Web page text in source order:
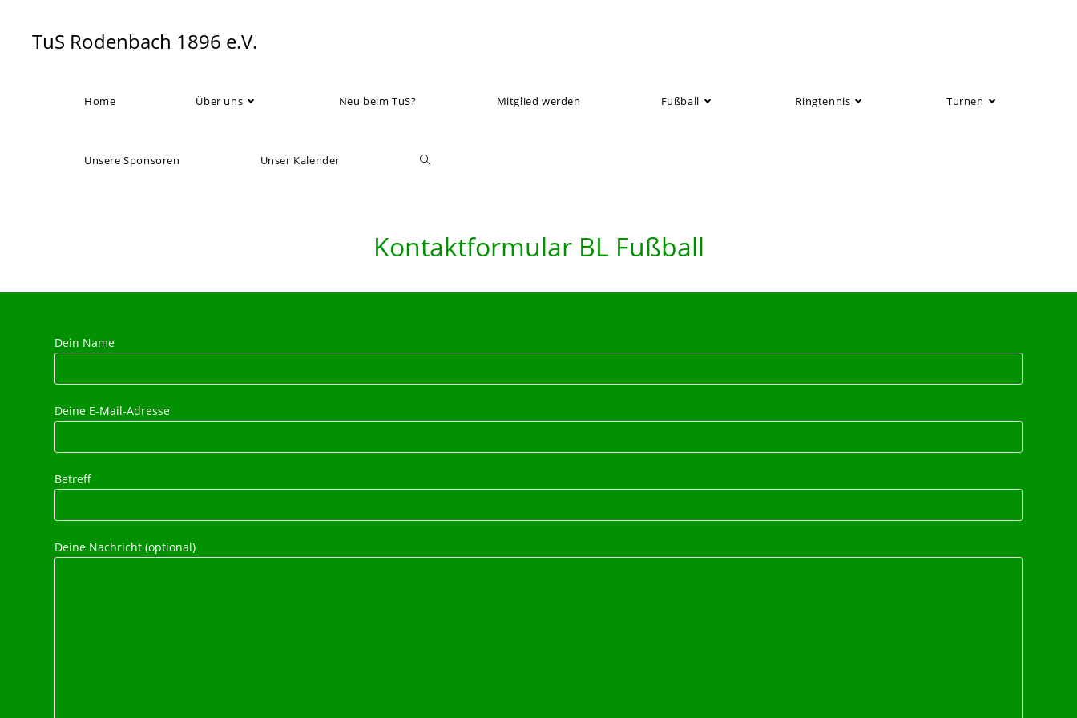
springenTuS Rodenbach 1896 e.V.
Home Über uns Neu beim TuS? Mitglied werden Fußball Ringtennis Turnen
Unsere Sponsoren Unser Kalender Toggle
Kontaktformular BL Fußball
Dein Name
Deine E-Mail-Adresse
Betreff
Deine Nachricht (optional)